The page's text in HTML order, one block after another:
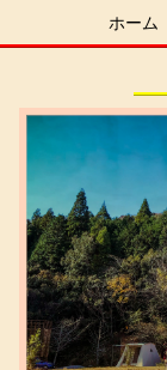
ホーム